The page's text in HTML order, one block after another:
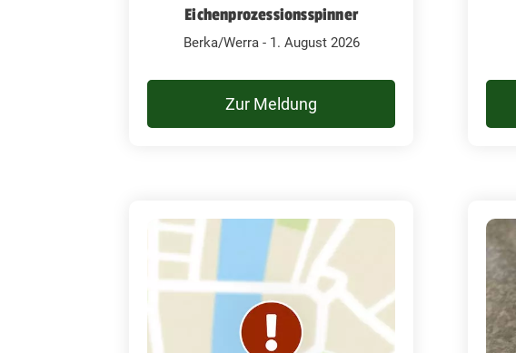
Eichenprozessionsspinner
Berka/Werra - 1. August 2026
Zur Meldung